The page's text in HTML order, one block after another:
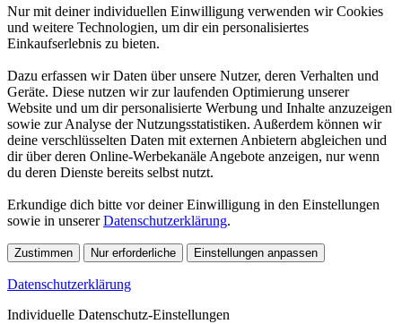
Nur mit deiner individuellen Einwilligung verwenden wir Cookies
und weitere Technologien, um dir ein personalisiertes
Einkaufserlebnis zu bieten.
Dazu erfassen wir Daten über unsere Nutzer, deren Verhalten und
Geräte. Diese nutzen wir zur laufenden Optimierung unserer
Website und um dir personalisierte Werbung und Inhalte anzuzeigen
sowie zur Analyse der Nutzungsstatistiken. Außerdem können wir
deine verschlüsselten Daten mit externen Anbietern abgleichen und
dir über deren Online-Werbekanäle Angebote anzeigen, nur wenn
du deren Dienste bereits selbst nutzt.
Erkundige dich bitte vor deiner Einwilligung in den Einstellungen
sowie in unsererDatenschutzerklärung.
Zustimmen Nur erforderliche Einstellungen anpassen
Datenschutzerklärung
Individuelle Datenschutz-Einstellungen